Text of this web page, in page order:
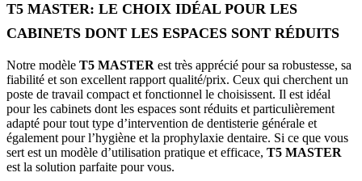
T5 MASTER: LE CHOIX IDÉAL POUR LES
CABINETS DONT LES ESPACES SONT RÉDUITS
Notre modèle T5 MASTER est très apprécié pour sa robustesse, sa
fiabilité et son excellent rapport qualité/prix. Ceux qui cherchent un
poste de travail compact et fonctionnel le choisissent. Il est idéal
pour les cabinets dont les espaces sont réduits et particulièrement
adapté pour tout type d’intervention de dentisterie générale et
également pour l’hygiène et la prophylaxie dentaire. Si ce que vous
sert est un modèle d’utilisation pratique et efficace, T5 MASTER
est la solution parfaite pour vous.